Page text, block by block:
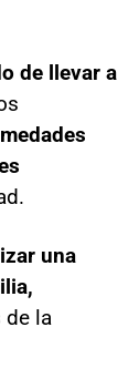
de llevar a
una
de la